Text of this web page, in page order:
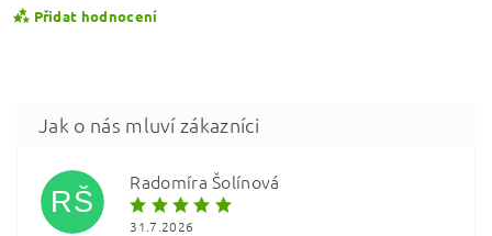
Přidat hodnocení
RŠ
Radomíra Šolínová
31.7.2026